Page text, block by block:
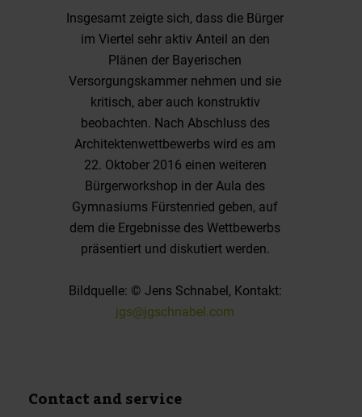
Insgesamt zeigte sich, dass die Bürger
im Viertel sehr aktiv Anteil an den
Plänen der Bayerischen
Versorgungskammer nehmen und sie
kritisch, aber auch konstruktiv
beobachten. Nach Abschluss des
Architektenwettbewerbs wird es am
22. Oktober 2016 einen weiteren
Bürgerworkshop in der Aula des
Gymnasiums Fürstenried geben, auf
dem die Ergebnisse des Wettbewerbs
präsentiert und diskutiert werden.
Bildquelle: © Jens Schnabel, Kontakt:
jgs@jgschnabel.com
Contact and service